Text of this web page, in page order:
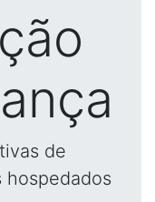
de
hospedados